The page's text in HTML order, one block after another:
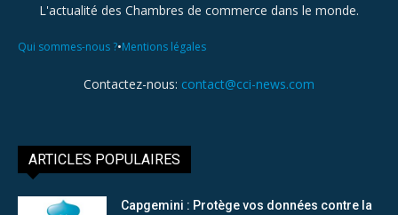
L'actualité des Chambres de commerce dans le monde.
Qui sommes-nous ?•Mentions légales
Contactez-nous: contact@cci-news.com
ARTICLES POPULAIRES
Capgemini : Protège vos données contre la